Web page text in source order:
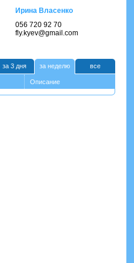
Ирина Власенко
056 720 92 70
fly.kyev@gmail.com
за 3 дня за неделю все
Описание